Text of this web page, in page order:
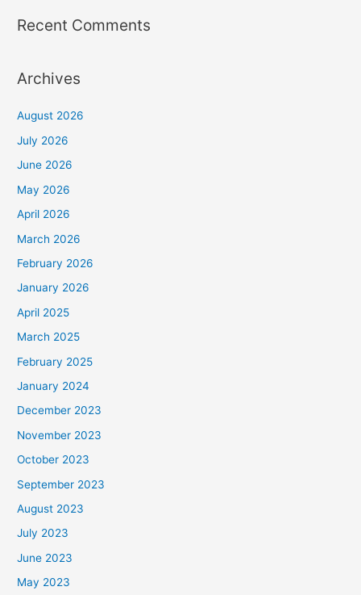
Recent Comments
Archives
August 2026
July 2026
June 2026
May 2026
April 2026
March 2026
February 2026
January 2026
April 2025
March 2025
February 2025
January 2024
December 2023
November 2023
October 2023
September 2023
August 2023
July 2023
June 2023
May 2023